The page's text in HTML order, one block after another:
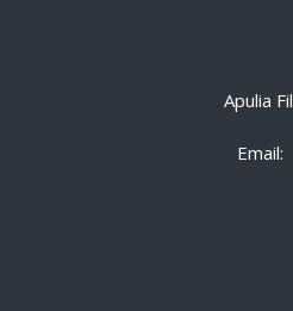
Apulia
Email: